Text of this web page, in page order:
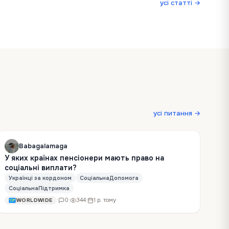
усі статті →
усі питання →
Babagalamaga
У яких країнах пенсіонери мають право на
соціальні виплати?
Українці за кордоном
СоціальнаДопомога
СоціальнаПідтримка
WORLDWIDE · 0· 344· 1 р. тому